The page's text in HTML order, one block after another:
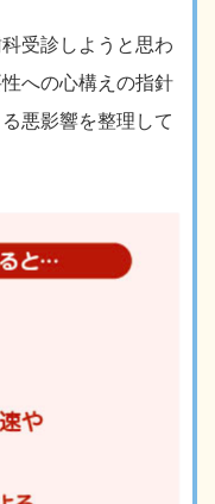
受診しようと思わ
への心構えの指針
悪影響を整理して